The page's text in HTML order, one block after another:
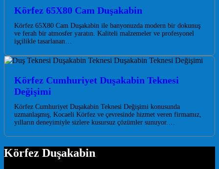
Körfez 65X80 Cam Duşakabin
Körfez 65X80 Cam Duşakabin ile banyonuzda modern bir dokunuş
ve ferah bir atmosfer yaratın. Kaliteli malzemeler ve profesyonel
işçilikle tasarlanan…
Körfez Cumhuriyet Duşakabin Teknesi
Değişimi
Körfez Cumhuriyet Duşakabin Teknesi Değişimi konusunda
uzmanlaşmış, Kocaeli Körfez ve çevresinde hizmet veren firmamız,
yılların deneyimiyle sizlere kusursuz çözümler sunuyor.…
Körfez Duşakabin